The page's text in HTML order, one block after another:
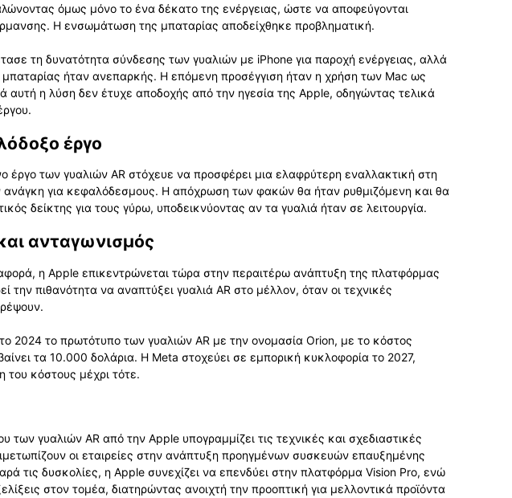
όμως μόνο το ένα δέκατο της ενέργειας, ώστε να αποφεύγονται
Η ενσωμάτωση της μπαταρίας αποδείχθηκε προβληματική.
τη δυνατότητα σύνδεσης των γυαλιών με iPhone για παροχή ενέργειας, αλλά
μπαταρίας ήταν ανεπαρκής. Η επόμενη προσέγγιση ήταν η χρήση των Mac ως
αυτή η λύση δεν έτυχε αποδοχής από την ηγεσία της Apple, οδηγώντας τελικά
έργο
έργο των γυαλιών AR στόχευε να προσφέρει μια ελαφρύτερη εναλλακτική στη
ανάγκη για κεφαλόδεσμους. Η απόχρωση των φακών θα ήταν ρυθμιζόμενη και θα
δείκτης για τους γύρω, υποδεικνύοντας αν τα γυαλιά ήταν σε λειτουργία.
ανταγωνισμός
η Apple επικεντρώνεται τώρα στην περαιτέρω ανάπτυξη της πλατφόρμας
την πιθανότητα να αναπτύξει γυαλιά AR στο μέλλον, όταν οι τεχνικές
2024 το πρωτότυπο των γυαλιών AR με την ονομασία Orion, με το κόστος
τα 10.000 δολάρια. Η Meta στοχεύει σε εμπορική κυκλοφορία το 2027,
του κόστους μέχρι τότε.
των γυαλιών AR από την Apple υπογραμμίζει τις τεχνικές και σχεδιαστικές
οι εταιρείες στην ανάπτυξη προηγμένων συσκευών επαυξημένης
τις δυσκολίες, η Apple συνεχίζει να επενδύει στην πλατφόρμα Vision Pro, ενώ
στον τομέα, διατηρώντας ανοιχτή την προοπτική για μελλοντικά προϊόντα